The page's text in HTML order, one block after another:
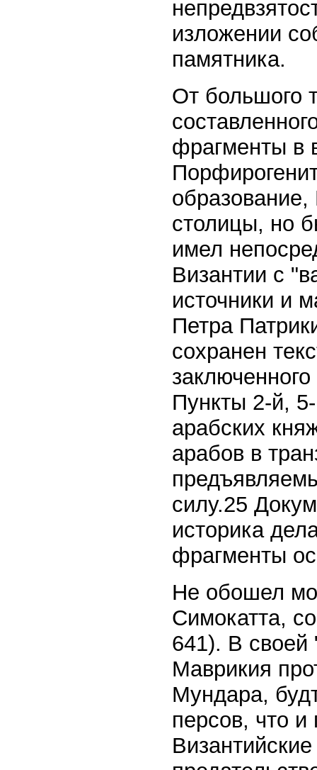
изложении
памятника.
От большого
фрагменты в
столицы, но
имел
Византии с
источники и
Петра
сохранен
Пункты 2-й,
арабских
арабов в
силу.25
историка
фрагменты
Не обошел
Симокатта,
641). В своей
Маврикия
Мундара,
персов, что и